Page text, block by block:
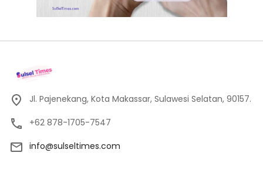
Jl. Pajenekang, Kota Makassar, Sulawesi Selatan, 90157.
+62 878-1705-7547
info@sulseltimes.com